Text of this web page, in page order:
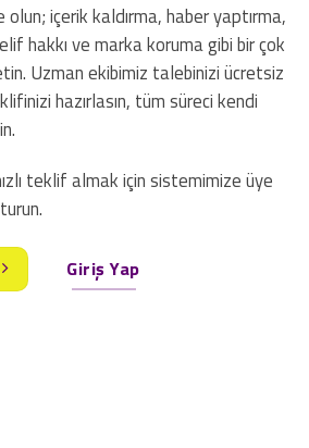
içerik kaldırma, haber yaptırma,
hakkı ve marka koruma gibi bir çok
Uzman ekibimiz talebinizi ücretsiz
hazırlasın, tüm süreci kendi
teklif almak için sistemimize üye
Giriş Yap